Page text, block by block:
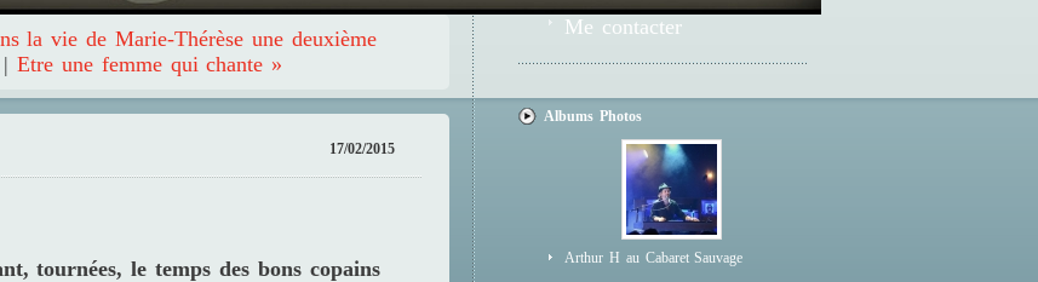
Me contacter
Albums Photos
Arthur H au Cabaret Sauvage
la vie de Marie-Thérèse une deuxième
| Etre une femme qui chante »
17/02/2015
tournées, le temps des bons copains